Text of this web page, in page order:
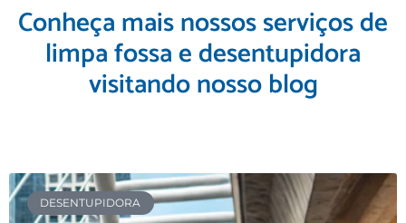
Conheça mais nossos serviços de
limpa fossa e desentupidora
visitando nosso blog
DESENTUPIDORA